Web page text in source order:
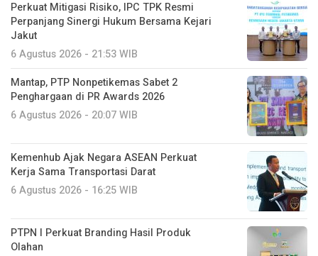
Perkuat Mitigasi Risiko, IPC TPK Resmi
Perpanjang Sinergi Hukum Bersama Kejari
Jakut
6 Agustus 2026 - 21:53 WIB
Mantap, PTP Nonpetikemas Sabet 2
Penghargaan di PR Awards 2026
6 Agustus 2026 - 20:07 WIB
Kemenhub Ajak Negara ASEAN Perkuat
Kerja Sama Transportasi Darat
6 Agustus 2026 - 16:25 WIB
PTPN I Perkuat Branding Hasil Produk
Olahan